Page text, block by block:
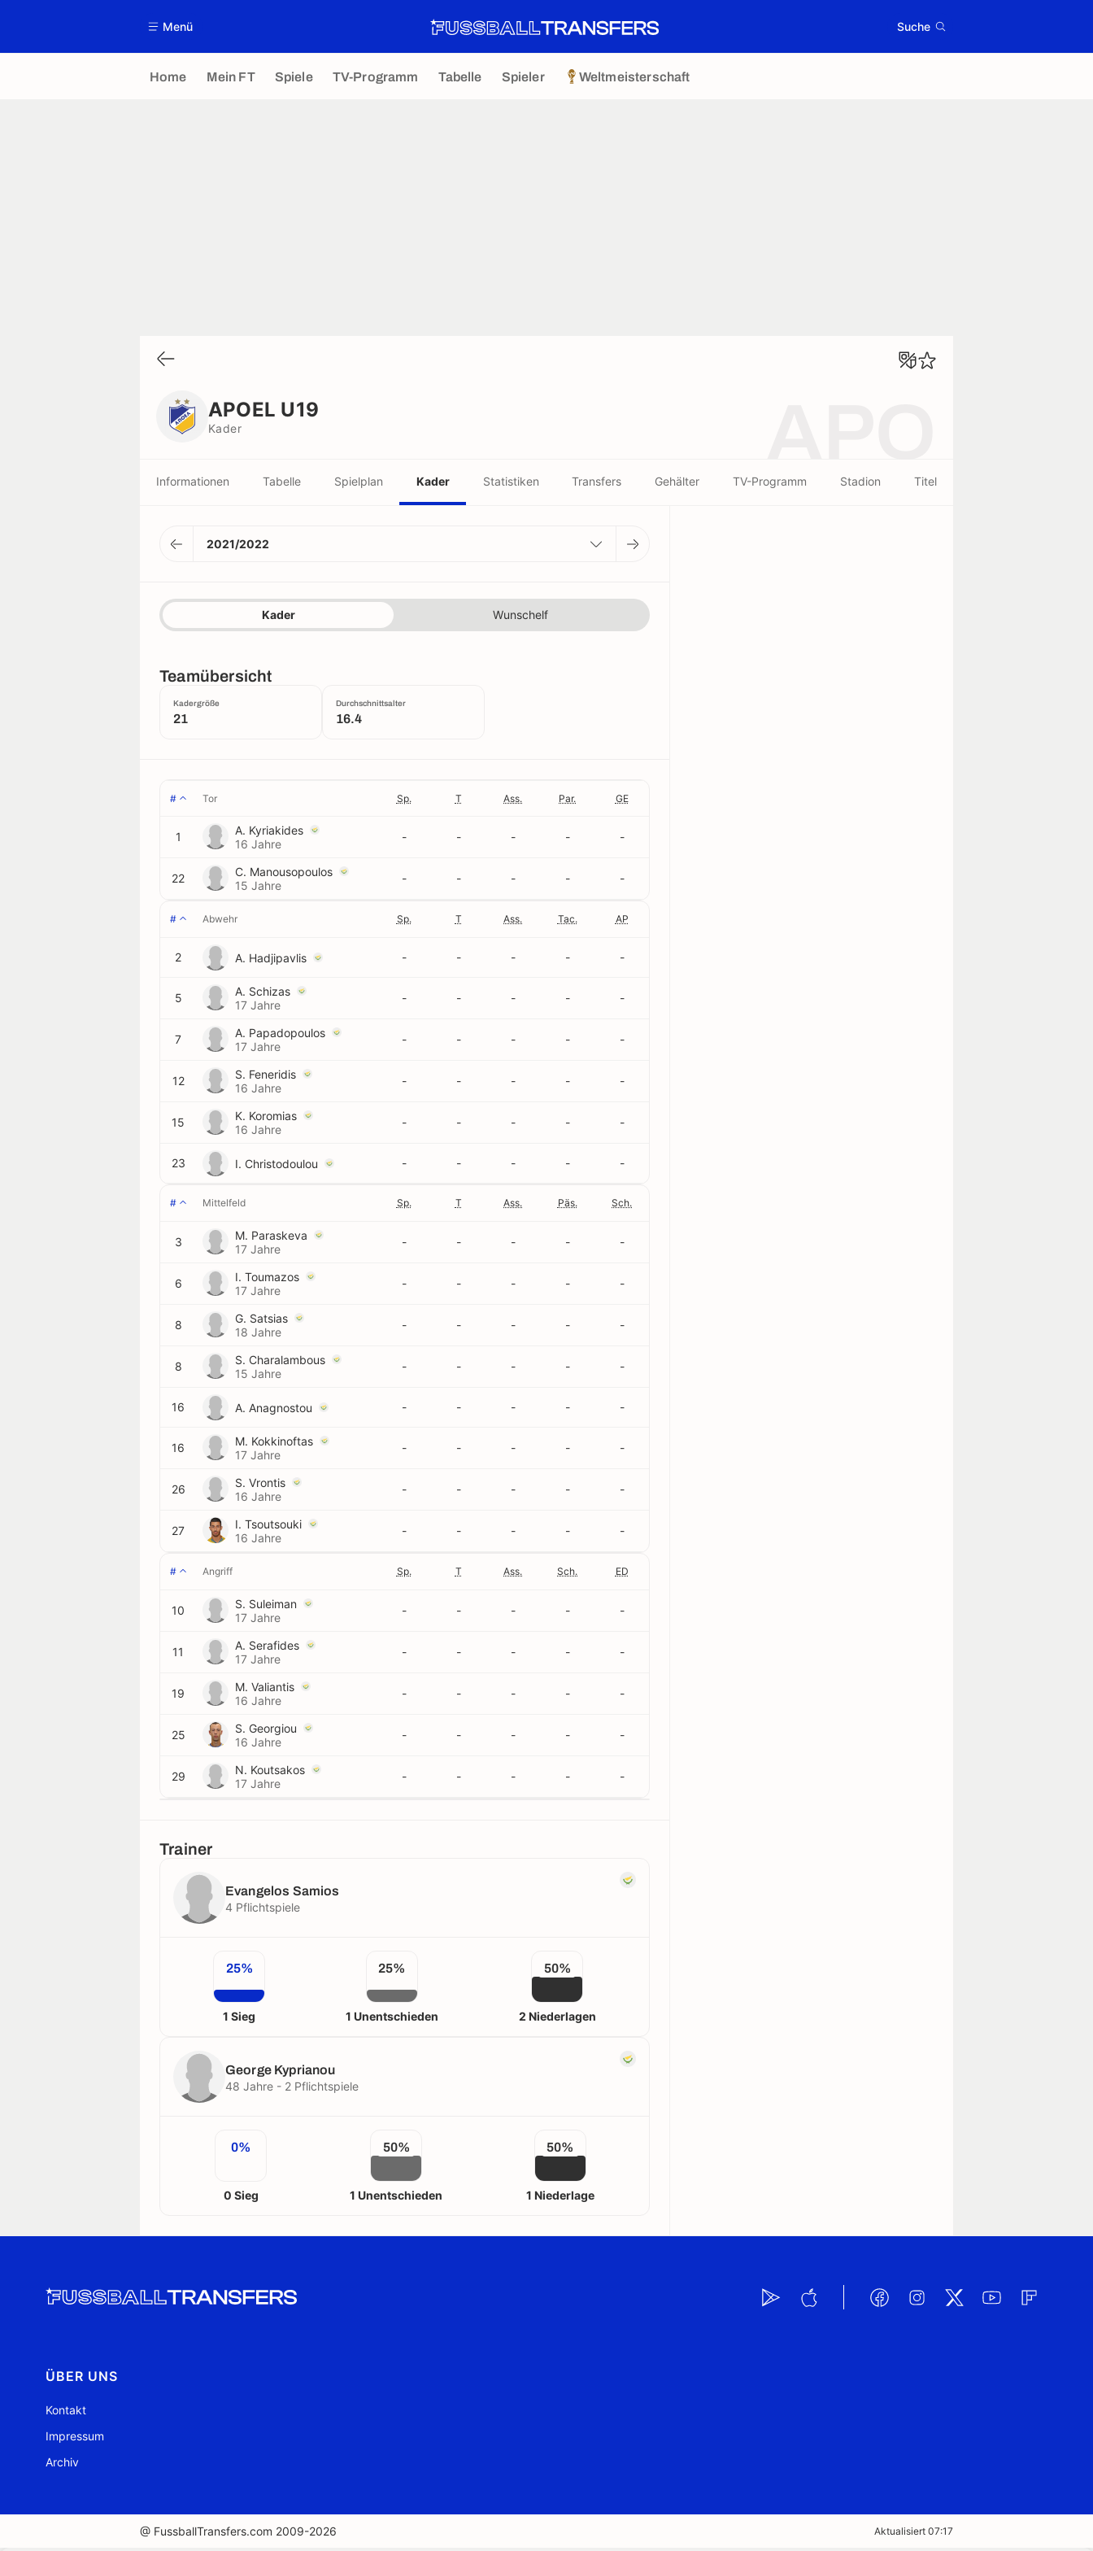
Menü Suche
Home Mein FT Spiele TV-Programm Tabelle Spieler Weltmeisterschaft
APOEL U19
Kader
Informationen Tabelle Spielplan Kader Statistiken Transfers Gehälter TV-Programm Stadion Titel
2021/2022
Kader Wunschelf
Teamübersicht
Kadergröße
21
Durchschnittsalter
16.4
# Tor Sp. T Ass. Par. GE
1
A. Kyriakides
16 Jahre
- - - - -
22
C. Manousopoulos
15 Jahre
- - - - -
# Abwehr Sp. T Ass. Tac. AP
2 A. Hadjipavlis - - - - -
5
A. Schizas
17 Jahre
- - - - -
7
A. Papadopoulos
17 Jahre
- - - - -
12
S. Feneridis
16 Jahre
- - - - -
15
K. Koromias
16 Jahre
- - - - -
23 I. Christodoulou - - - - -
# Mittelfeld Sp. T Ass. Päs. Sch.
3
M. Paraskeva
17 Jahre
- - - - -
6
I. Toumazos
17 Jahre
- - - - -
8
G. Satsias
18 Jahre
- - - - -
8
S. Charalambous
15 Jahre
- - - - -
16 A. Anagnostou - - - - -
16
M. Kokkinoftas
17 Jahre
- - - - -
26
S. Vrontis
16 Jahre
- - - - -
27
I. Tsoutsouki
16 Jahre
- - - - -
# Angriff Sp. T Ass. Sch. ED
10
S. Suleiman
17 Jahre
- - - - -
11
A. Serafides
17 Jahre
- - - - -
19
M. Valiantis
16 Jahre
- - - - -
25
S. Georgiou
16 Jahre
- - - - -
29
N. Koutsakos
17 Jahre
- - - - -
Trainer
Evangelos Samios
4 Pflichtspiele
25%
1 Sieg
25%
1 Unentschieden
50%
2 Niederlagen
George Kyprianou
48 Jahre - 2 Pflichtspiele
0%
0 Sieg
50%
1 Unentschieden
50%
1 Niederlage
ÜBER UNS
Kontakt
Impressum
Archiv
@ FussballTransfers.com 2009-2026 Aktualisiert 07:17